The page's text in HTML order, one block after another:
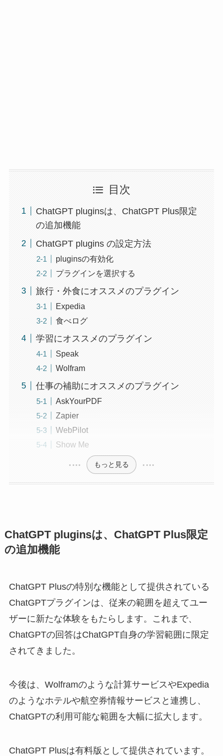
目次
ChatGPT pluginsは、ChatGPT Plus限定
の追加機能
ChatGPT plugins の設定方法
pluginsの有効化
プラグインを選択する
旅行・外食にオススメのプラグイン
Expedia
食べログ
学習にオススメのプラグイン
Speak
Wolfram
仕事の補助にオススメのプラグイン
AskYourPDF
Zapier
WebPilot
Show Me
もっと見る
ChatGPT pluginsは、ChatGPT Plus限定
の追加機能
ChatGPT Plusの特別な機能として提供されている
ChatGPTプラグインは、従来の範囲を超えてユー
ザーに新たな体験をもたらします。これまで、
ChatGPTの回答はChatGPT自身の学習範囲に限定
されてきました。
今後は、Wolframのような計算サービスやExpedia
のようなホテルや航空券情報サービスと連携し、
ChatGPTの利用可能な範囲を大幅に拡大します。
ChatGPT Plusは有料版として提供されています。